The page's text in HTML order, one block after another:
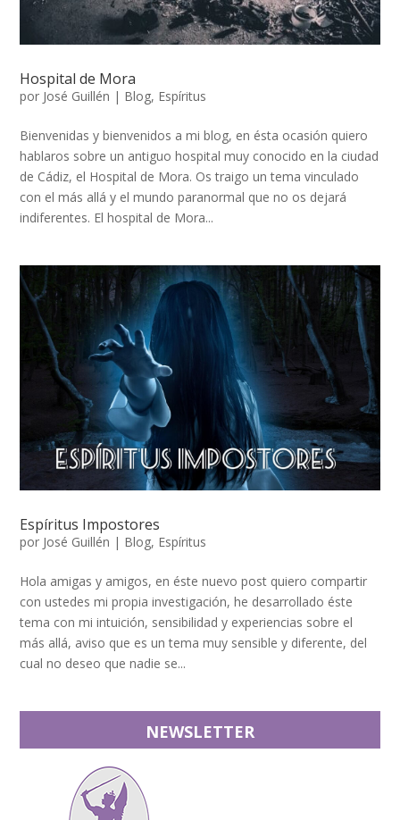
Hospital de Mora
por José Guillén | Blog, Espíritus
Bienvenidas y bienvenidos a mi blog, en ésta ocasión quiero
hablaros sobre un antiguo hospital muy conocido en la ciudad
de Cádiz, el Hospital de Mora. Os traigo un tema vinculado
con el más allá y el mundo paranormal que no os dejará
indiferentes. El hospital de Mora...
Espíritus Impostores
por José Guillén | Blog, Espíritus
Hola amigas y amigos, en éste nuevo post quiero compartir
con ustedes mi propia investigación, he desarrollado éste
tema con mi intuición, sensibilidad y experiencias sobre el
más allá, aviso que es un tema muy sensible y diferente, del
cual no deseo que nadie se...
NEWSLETTER